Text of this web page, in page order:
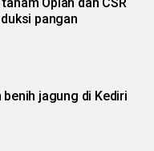
pangan
benih jagung di Kediri